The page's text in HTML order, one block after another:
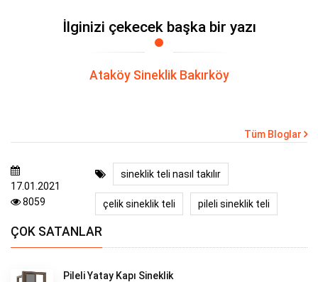
İlginizi çekecek başka bir yazı
Ataköy Sineklik Bakırköy
Tüm Bloglar
17.01.2021
8059
sineklik teli nasıl takılır
çelik sineklik teli pileli sineklik teli
ÇOK SATANLAR
Pileli Yatay Kapı Sineklik